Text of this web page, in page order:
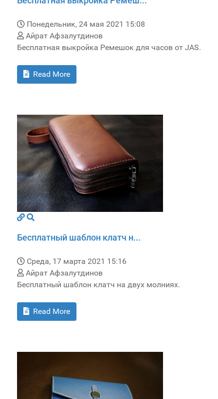
Понедельник, 24 мая 2021 15:08
Айрат Афзалутдинов
Бесплатная выкройка Ремешок для часов от JAS.
Read More
Бесплатный шаблон клатч н...
Среда, 17 марта 2021 15:16
Айрат Афзалутдинов
Бесплатный шаблон клатч на двух молниях.
Read More